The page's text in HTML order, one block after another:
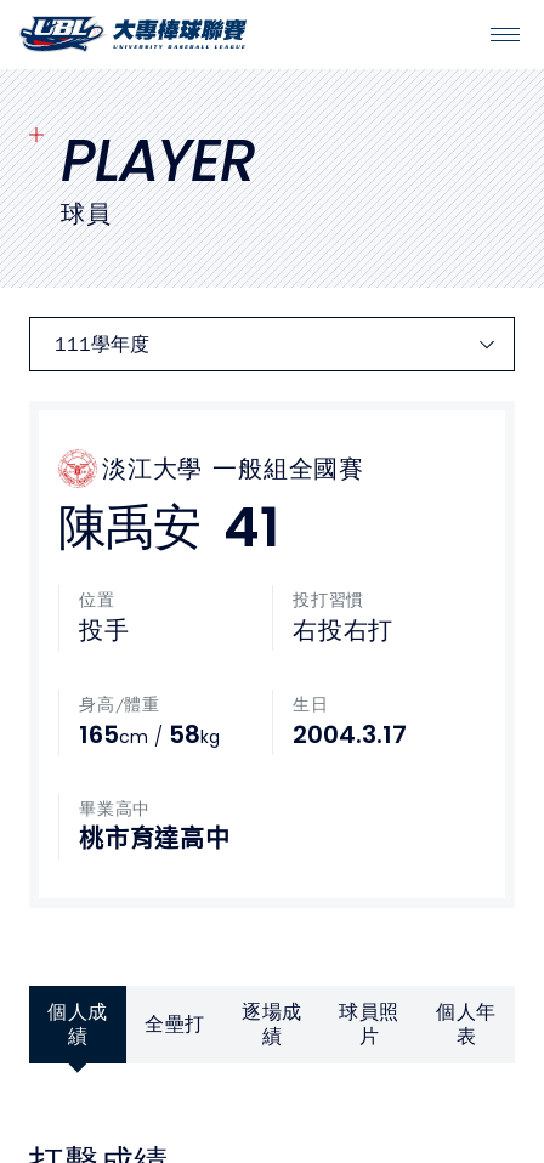
SITEMAP
首頁
球隊戰績
賽程表
球隊與球員
比賽場地
最新消息
下載專區
聯絡我們
隱私權政策
LINK
教育部體育署
PLAYER
球員
淡江大學 一般組全國賽
陳禹安 41
位置
投手
投打習慣
右投右打
身高/體重
165cm / 58kg
生日
2004.3.17
畢業高中
桃市育達高中
個人成
績
全壘打
逐場成
績
球員照
片
個人年
表